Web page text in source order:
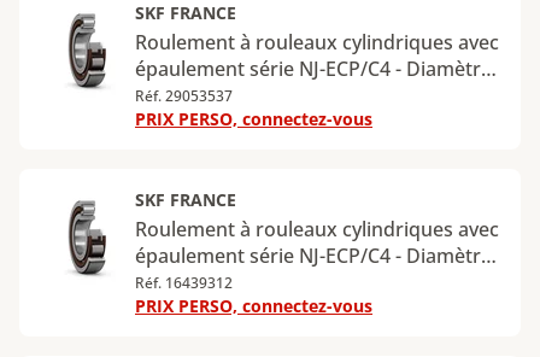
kN
SKF FRANCE
Roulement à rouleaux cylindriques avec
épaulement série NJ-ECP/C4 - Diamètre
intérieur : 55 mm - Diamètre extérieur :
120 mm - Largeur : 43 mm - Charge
kN
Réf. 29053537
PRIX PERSO, connectez-vous
SKF FRANCE
Roulement à rouleaux cylindriques avec
épaulement série NJ-ECP/C4 - Diamètre
intérieur : 70 mm - Diamètre extérieur :
150 mm - Largeur : 51 mm - Charge
Réf. 16439312
PRIX PERSO, connectez-vous